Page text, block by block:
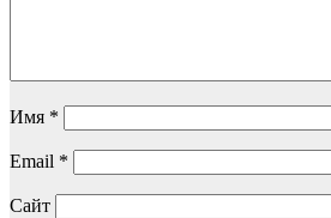
Имя *
Email *
Сайт